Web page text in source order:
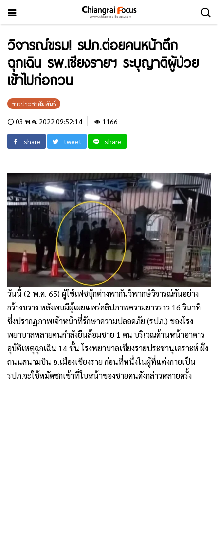
วิจารณ์ขรม! รปภ.ต่อยคนหน้าตึก
ฉุกเฉิน รพ.เชียงรายฯ ระบุญาติผู้ป่วย
เข้าไปก่อกวน
ข่าวประชาสัมพันธ์
03 พ.ค. 2022 09:52:14 1166
share tweet share
วันนี้ (2 พ.ค. 65) ผู้ใช้เฟซบุ๊กต่างพากันวิพากษ์วิจารณ์กันอย่าง
กว้างขวาง หลังพบมีผู้เผยแพร่คลิปภาพความยาวราว 16 วินาที
ซึ่งปรากฏภาพเจ้าหน้าที่รักษาความปลอดภัย (รปภ.) ของโรง
พยาบาลหลายคนกำลังยืนล้อมชาย 1 คน บริเวณด้านหน้าอาคาร
อุบัติเหตุฉุกเฉิน 14 ชั้น โรงพยาบาลเชียงรายประชานุเคราะห์ ฝั่ง
ถนนสนามบิน อ.เมืองเชียงราย ก่อนที่หนึ่งในผู้ที่แต่งกายเป็น
รปภ.จะใช้หมัดชกเข้าที่ใบหน้าของชายคนดังกล่าวหลายครั้ง